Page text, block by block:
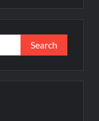
Search
for: